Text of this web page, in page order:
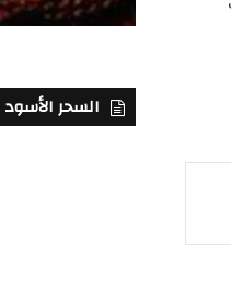
السحر الأسود